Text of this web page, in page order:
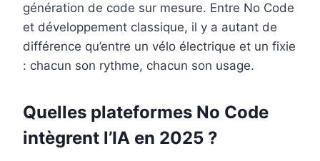
génération de code sur mesure. Entre No Code
et développement classique, il y a autant de
différence qu’entre un vélo électrique et un fixie
: chacun son rythme, chacun son usage.
Quelles plateformes No Code
intègrent l’IA en 2025 ?